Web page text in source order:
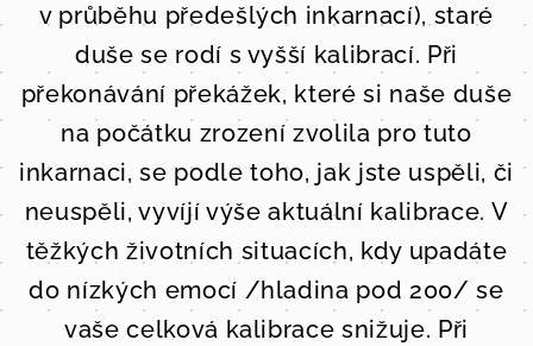
v průběhu předešlých inkarnací), staré
duše se rodí s vyšší kalibrací. Při
překonávání překážek, které si naše duše
na počátku zrození zvolila pro tuto
inkarnaci, se podle toho, jak jste uspěli, či
neuspěli, vyvíjí výše aktuální kalibrace. V
těžkých životních situacích, kdy upadáte
do nízkých emocí /hladina pod 200/ se
vaše celková kalibrace snižuje. Při